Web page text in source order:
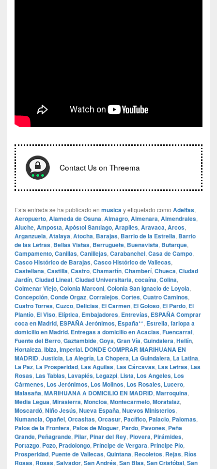
Contact Us on Threema
Esta entrada se ha publicado en musicay etiquetado como Adelfas,
Aeropuerto, Alameda de Osuna, Almagro, Almenara, Almendrales,
Aluche, Amposta, Apóstol Santiago, Arapiles, Aravaca, Arcos,
Arganzuela, Atalaya, Atocha, Barajas, Barrio de la Estrella, Barrio
de las Letras, Bellas Vistas, Berruguete, Buenavista, Butarque,
Campamento, Canillas, Canillejas, Carabanchel, Casa de Campo,
Casco Histórico de Barajas, Casco Histórico de Vallecas,
Castellana, Castilla, Castro, Chamartín, Chamberí, Chueca, Ciudad
Jardín, Ciudad Lineal, Ciudad Universitaria, cocaína, Colina,
Colmenar Viejo, Colonia Marconi, Colonia San Ignacio de Loyola,
Concepción, Conde Orgaz, Corralejos, Cortes, Cuatro Caminos,
Cuatro Torres, Cuzco, Delicias, El Carmen, El Goloso, El Pardo, El
Plantío, El Viso, Elíptica, Embajadores, Entrevías, ESPAÑA Comprar
coca en Madrid, ESPAÑA Jerónimos, España**, Estrella, farlopa a
domicilio en Madrid. Entregas a domicilio en Acacias, Fuencarral,
Fuente del Berro, Gaztambide, Goya, Gran Vía, Guindalera, Hellín,
Hortaleza, Ibiza, Imperial. DONDE COMPRAR MARIHUANA EN
MADRID, Justicia, La Alegría, La Chopera, La Guindalera, La Latina,
La Paz, La Prosperidad, Las Aguilas, Las Cárcavas, Las Letras, Las
Rosas, Las Tablas, Lavapiés, Legazpi, Lista, Los Angeles, Los
Cármenes, Los Jerónimos, Los Molinos, Los Rosales, Lucero,
Malasaña, MARIHUANA A DOMICILIO EN MADRID, Marroquina,
Media Legua, Mirasierra, Moncloa, Montecarmelo, Moratalaz,
Moscardó, Niño Jesús, Nueva España, Nuevos Ministerios,
Numancia, Opañel, Orcasitas, Orcasur, Pacífico, Palacio, Palomas,
Palos de la Frontera, Palos de Moguer, Pardo, Pavones, Peña
Grande, Peñagrande, Pilar, Pinar del Rey, Piovera, Pirámides,
Portazgo, Pozo, Pradolongo, Príncipe de Vergara, Príncipe Pío,
Prosperidad, Puente de Vallecas, Quintana, Recoletos, Rejas, Ríos
Rosas, Rosas, Salvador, San Andrés, San Blas, San Cristóbal, San